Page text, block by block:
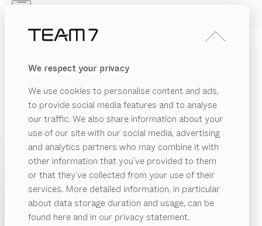
We respect your privacy
We use cookies to personalise content and ads,
to provide social media features and to analyse
our traffic. We also share information about your
use of our site with our social media, advertising
and analytics partners who may combine it with
other information that you’ve provided to them
or that they’ve collected from your use of their
services. More detailed information, in particular
about data storage duration and usage, can be
found here and in our privacy statement.
PRODUKTE
INSPIRATION
HÄNDLER
Vorgeschlagene
Kategorien
PRODUKTE
INSPIRATION
ÜBER UNS
BARHOCKER AUS
MASSIVHOLZ
Barhocker sind eine moderne und auch bequeme
Sitzgelegenheit, die Ihre Kochinsel, Küchentheke oder
das Barelement zum beliebten Treffpunkt für
gemeinsame Mahlzeiten oder den Snack
zwischendurch machen.
...mehr lesen
Konfigurierbar
Barhocker
vonSebastian Desch